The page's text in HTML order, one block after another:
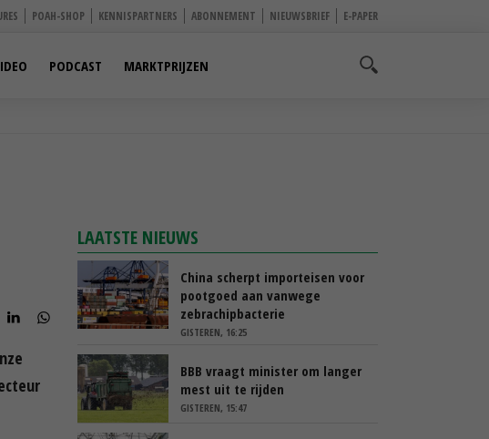
POAH-SHOP KENNISPARTNERS ABONNEMENT NIEUWSBRIEF E-PAPER
PODCAST MARKTPRIJZEN
LAATSTE NIEUWS
China scherpt importeisen voor
pootgoed aan vanwege
zebrachipbacterie
GISTEREN, 16:25
BBB vraagt minister om langer
mest uit te rijden
GISTEREN, 15:47